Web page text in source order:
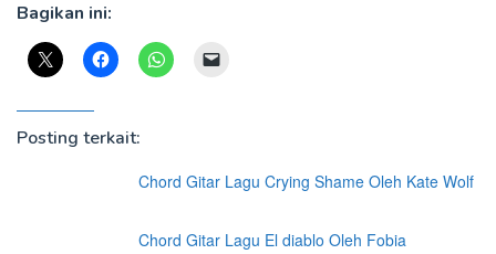
Bagikan ini:
Posting terkait:
Chord Gitar Lagu Crying Shame Oleh Kate Wolf
Chord Gitar Lagu El diablo Oleh Fobia